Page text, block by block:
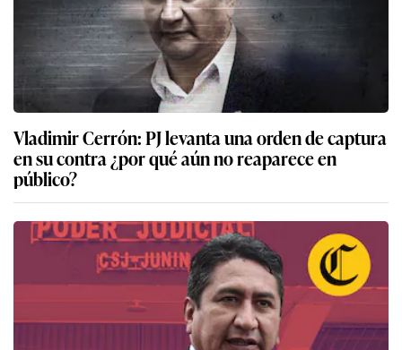
Vladimir Cerrón: PJ levanta una orden de captura
en su contra ¿por qué aún no reaparece en
público?